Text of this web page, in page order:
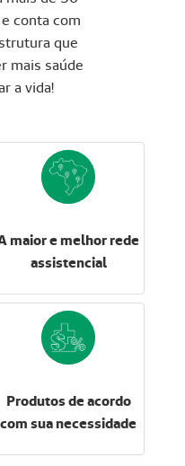
conta com
que
mais saúde
a vida!
maior e melhor rede
assistencial
Produtos de acordo
com sua necessidade